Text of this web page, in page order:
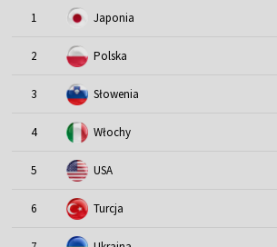
1 Japonia
2 Polska
3 Słowenia
4 Włochy
5 USA
6 Turcja